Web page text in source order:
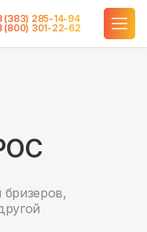
(383) 285-14-94
(800) 301-22-62